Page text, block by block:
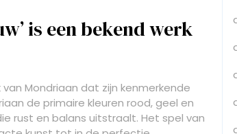
is een bekend werk
Mondriaan dat zijn kenmerkende
de primaire kleuren rood, geel en
rust en balans uitstraalt. Het spel van